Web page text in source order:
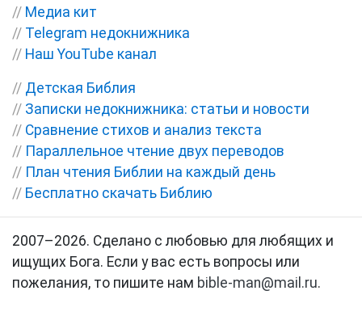
// Медиа кит
// Telegram недокнижника
// Наш YouTube канал
// Детская Библия
// Записки недокнижника: статьи и новости
// Сравнение стихов и анализ текста
// Параллельное чтение двух переводов
// План чтения Библии на каждый день
// Бесплатно скачать Библию
2007–2026. Сделано с любовью для любящих и
ищущих Бога. Если у вас есть вопросы или
пожелания, то пишите нам bible-man@mail.ru.